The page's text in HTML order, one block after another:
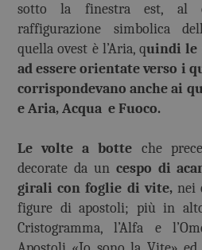
sotto la finestra est, al
raffigurazione simbolica
quella ovest è l’Aria, quindi le
ad essere orientate verso i
corrispondevano anche ai
e Aria, Acqua e Fuoco.
Le volte a botte che
decorate da uncespo di
girali con foglie di vite,nei
figure di apostoli; più in
Cristogramma, l’Alfa e